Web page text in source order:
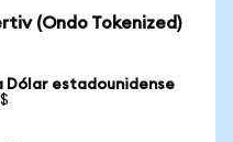
(Ondo Tokenized)
Dólar estadounidense